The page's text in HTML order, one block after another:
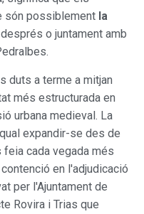
són possiblement la
després o juntament amb
duts a terme a mitjan
més estructurada en
urbana medieval. La
expandir-se des de
cada vegada més
en l'adjudicació
per l'Ajuntament de
Rovira i Trias que